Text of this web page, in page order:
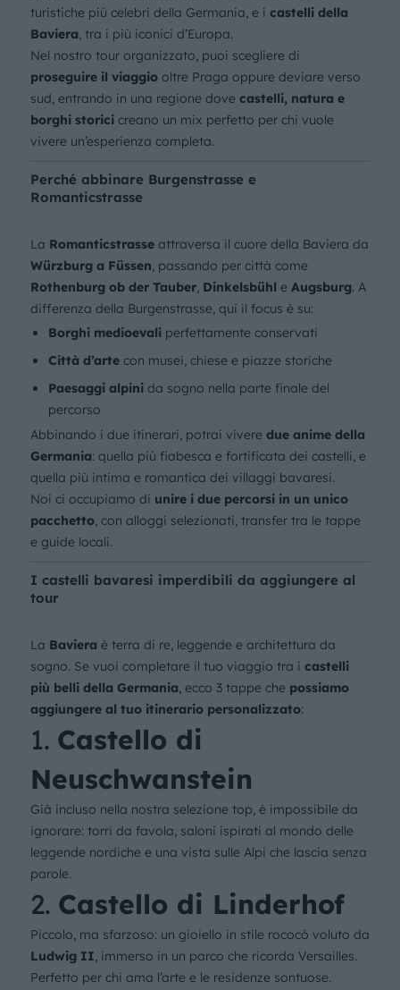
turistiche più celebri della Germania, e i castelli della
Baviera, tra i più iconici d’Europa.
Nel nostro tour organizzato, puoi scegliere di
proseguire il viaggiooltre Praga oppure deviare verso
sud, entrando in una regione dove castelli, natura e
borghi storicicreano un mix perfetto per chi vuole
vivere un’esperienza completa.
Perché abbinare Burgenstrasse e
Romanticstrasse
La Romanticstrasseattraversa il cuore della Baviera da
Würzburg a Füssen, passando per città come
Rothenburg ob der Tauber, Dinkelsbühl e Augsburg. A
differenza della Burgenstrasse, qui il focus è su:
Borghi medioevaliperfettamente conservati
Città d’artecon musei, chiese e piazze storiche
Paesaggi alpinida sogno nella parte finale del
percorso
Abbinando i due itinerari, potrai vivere due anime della
Germania: quella più fiabesca e fortificata dei castelli, e
quella più intima e romantica dei villaggi bavaresi.
Noi ci occupiamo di unire i due percorsi in un unico
pacchetto, con alloggi selezionati, transfer tra le tappe
e guide locali.
I castelli bavaresi imperdibili da aggiungere al
tour
La Baviera è terra di re, leggende e architettura da
sogno. Se vuoi completare il tuo viaggio tra i castelli
più belli della Germania, ecco 3 tappe che possiamo
aggiungere al tuo itinerario personalizzato:
1. Castello di
Neuschwanstein
Già incluso nella nostra selezione top, è impossibile da
ignorare: torri da favola, saloni ispirati al mondo delle
leggende nordiche e una vista sulle Alpi che lascia senza
parole.
2. Castello di Linderhof
Piccolo, ma sfarzoso: un gioiello in stile rococò voluto da
Ludwig II, immerso in un parco che ricorda Versailles.
Perfetto per chi ama l’arte e le residenze sontuose.